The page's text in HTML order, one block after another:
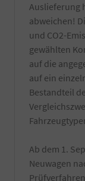
Auslieferung
abweichen!
und CO2-
gewählten
auf die
auf ein
Bestandteil
Ab dem 1.
Neuwagen